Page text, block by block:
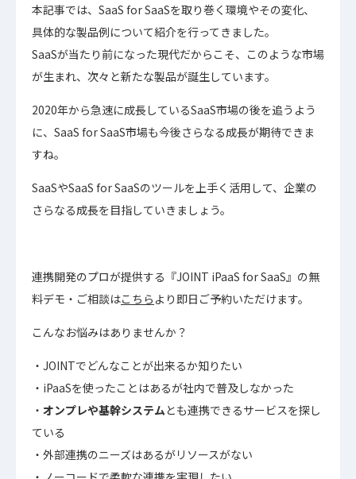
本記事では、SaaS for SaaSを取り巻く環境やその変化、
具体的な製品例について紹介を行ってきました。
SaaSが当たり前になった現代だからこそ、このような市場
が生まれ、次々と新たな製品が誕生しています。
2020年から急速に成長しているSaaS市場の後を追うよう
に、SaaS for SaaS市場も今後さらなる成長が期待できま
すね。
SaaSやSaaS for SaaSのツールを上手く活用して、企業の
さらなる成長を目指していきましょう。
連携開発のプロが提供する『JOINT iPaaS for SaaS』の無
料デモ・ご相談はこちら より即日ご予約いただけます。
こんなお悩みはありませんか？
JOINTでどんなことが出来るか知りたい
iPaaSを使ったことはあるが社内で普及しなかった
オンプレや基幹システムとも連携できるサービスを探し
ている
外部連携のニーズはあるがリソースがない